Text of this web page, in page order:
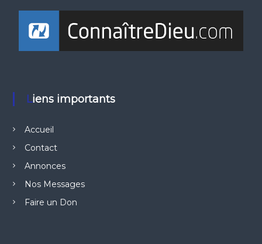
Liens importants
Accueil
Contact
Annonces
Nos Messages
Faire un Don